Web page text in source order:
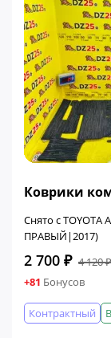
Коврики
Снято с
ПРАВЫЙ|2017)
2 700 ₽ 4 120 ₽
+81 Бонусов
Контрактный